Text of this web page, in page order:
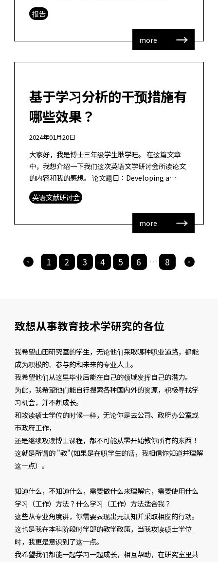
师和熊本大学的合田美子老师担任主讲人，研讨会为
讨 […]
报告
more
基于学习分析的干预措施有
哪些效果？
2024年01月20日
大家好，我是博士三年级学生耿学旺。 在这篇文章
中，我想介绍一下我们这次英语文学研讨会所读论文
的内容和我的感想。 论文题目：Developing a
Learning Analytics Intervention in E […]
英语文献研讨会
more
> 1 2 3 4 5 6 ・・・ 8 >
致想从事教育技术学研究的各位
我希望山田研究室的学生，无论他们采取哪种职业道路，都能
成为积极的、参与的和未来的专业人士。
我希望他们从这里毕业后能在自己的领域发挥自己的潜力。
为此，我希望他们能自行搜索各种国内外的资源，积极寻找学
习机会，并不断成长。
和攻读硕士学位的时候一样，无论你是去公司、政府办公室或
市政府工作，
还是继续攻读博士课程，都不可能从零开始教你所有的东西！
这就是所谓的 "教"(如果是在职学生的话，我相信你知道并理解
这一点）。
知道什么，不知道什么，需要做什么来理解它，需要使用什么
学习（工作）方法？什么学习（工作）方法适合我？
这些从专业角度讲，你需要表现出元认知并采取相应的行动。
这也是我在本科阶段时学部的教学政策，当我攻读硕士学位
时，我更是意识到了这一点。
我希望我们都能一起学习一起成长，相互帮助，在研究室里共